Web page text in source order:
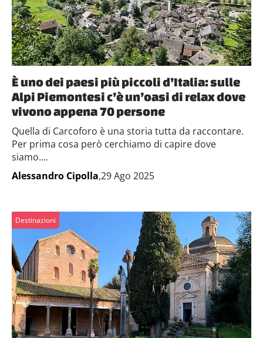
È uno dei paesi più piccoli d’Italia: sulle
Alpi Piemontesi c’è un’oasi di relax dove
vivono appena 70 persone
Quella di Carcoforo è una storia tutta da raccontare.
Per prima cosa però cerchiamo di capire dove
siamo....
Alessandro Cipolla,29 Ago 2025
Destinazioni